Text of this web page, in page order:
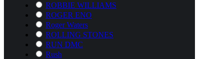
ROBBIE WILLIAMS
ROGER ENO
Roger Waters
ROLLING STONES
RUN DMC
Rush